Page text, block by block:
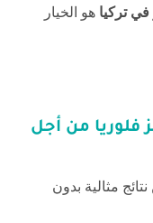
في تركيا هو الخيار
فلوريا من أجل
مثالية بدون